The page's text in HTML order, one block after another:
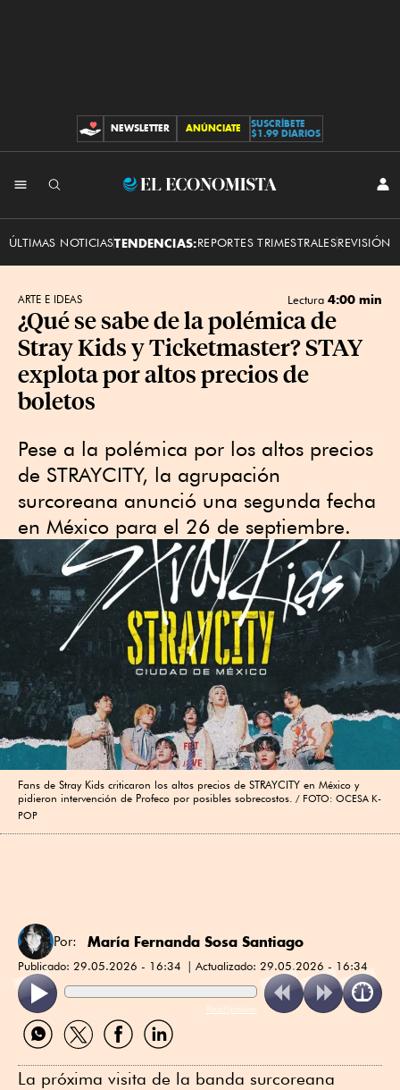
CONTRIBUCIONES
NEWSLETTER ANÚNCIATE
SUSCRÍBETE
$1.99 DIARIOS
El
ÚLTIMAS NOTICIASTENDENCIAS:REPORTES TRIMESTRALESREVISIÓN
ARTE E IDEAS Lectura 4:00 min
¿Qué se sabe de la polémica de
Stray Kids y Ticketmaster? STAY
explota por altos precios de
boletos
Pese a la polémica por los altos precios
de STRAYCITY, la agrupación
surcoreana anunció una segunda fecha
en México para el 26 de septiembre.
Fans de Stray Kids criticaron los altos precios de STRAYCITY en México y
pidieron intervención de Profeco por posibles sobrecostos.
FOTO: OCESA K-
POP
Por: María Fernanda Sosa Santiago
Publicado: 29.05.2026 - 16:34 Actualizado: 29.05.2026 - 16:34
ReadSpeaker
Compartir
por
Compartir
por
Compartir
por
Compartir
por
La próxima visita de la banda surcoreana